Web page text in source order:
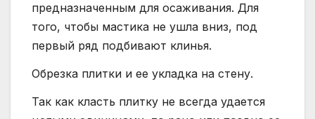
предназначенным для осаживания. Для
того, чтобы мастика не ушла вниз, под
первый ряд подбивают клинья.
Обрезка плитки и ее укладка на стену.
Так как класть плитку не всегда удается